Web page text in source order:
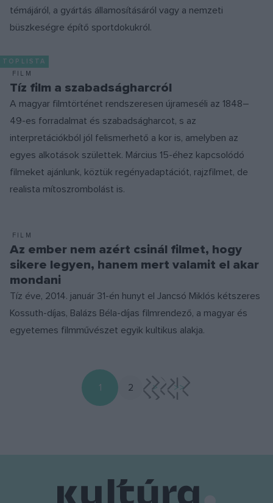
témájáról, a gyártás államosításáról vagy a nemzeti
büszkeségre építő sportdokukról.
TOPLISTA
FILM
Tíz film a szabadságharcról
A magyar filmtörténet rendszeresen újrameséli az 1848–
49-es forradalmat és szabadságharcot, s az
interpretációkból jól felismerhető a kor is, amelyben az
egyes alkotások születtek. Március 15-éhez kapcsolódó
filmeket ajánlunk, köztük regényadaptációt, rajzfilmet, de
realista mítoszrombolást is.
FILM
Az ember nem azért csinál filmet, hogy
sikere legyen, hanem mert valamit el akar
mondani
Tíz éve, 2014. január 31-én hunyt el Jancsó Miklós kétszeres
Kossuth-díjas, Balázs Béla-díjas filmrendező, a magyar és
egyetemes filmművészet egyik kultikus alakja.
1 2 > >>